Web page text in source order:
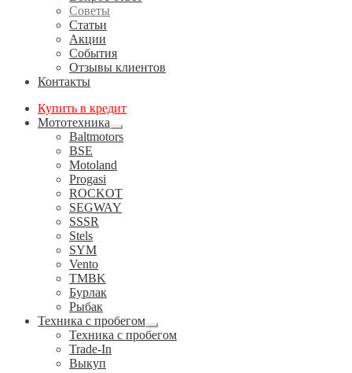
Советы
Статьи
Акции
События
Отзывы клиентов
Контакты
Купить в кредит
Мототехника
Развернутое
вложенное
Baltmotors
BSE
Motoland
Progasi
ROCKOT
SEGWAY
SSSR
Stels
SYM
Vento
TMBK
Бурлак
Рыбак
Техника с пробегом
Развернутое
вложенное
Техника с пробегом
Trade-In
Выкуп